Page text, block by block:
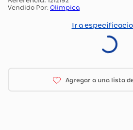
Vendido Por: Olimpica
Ir a